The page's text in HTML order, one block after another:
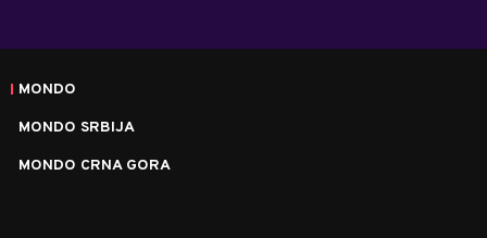
MONDO
MONDO SRBIJA
MONDO CRNA GORA